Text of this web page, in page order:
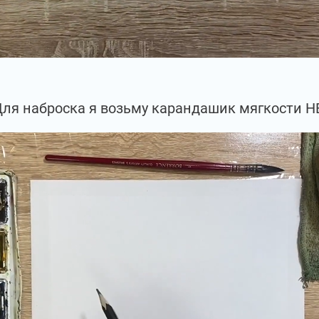
наброска я возьму карандашик мягкости